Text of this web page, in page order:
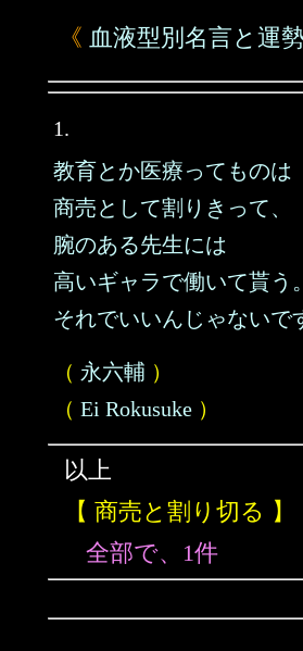
《 血液型別名言と運勢
1.
教育とか医療ってものは
商売として割りきって、
腕のある先生には
高いギャラで働いて貰う。
それでいいんじゃないで
（ 永六輔 ）
（ Ei Rokusuke ）
以上
【 商売と割り切る 】
全部で、1件